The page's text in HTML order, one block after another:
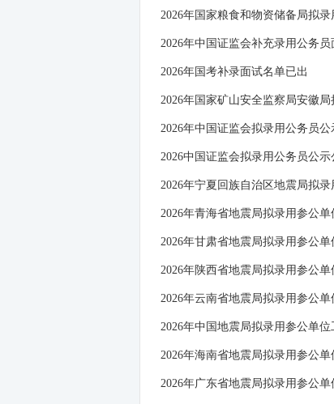
2026年国家粮食和物资储备局拟
2026年中国证监会补充录用公务
2026年国考补录面试名单已出
2026年国家矿山安全监察局安徽
2026年中国证监会拟录用公务员公
2026中国证监会拟录用公务员公示
2026年宁夏回族自治区地震局拟
2026年青海省地震局拟录用参公
2026年甘肃省地震局拟录用参公
2026年陕西省地震局拟录用参公
2026年云南省地震局拟录用参公
2026年中国地震局拟录用参公单
2026年海南省地震局拟录用参公
2026年广东省地震局拟录用参公